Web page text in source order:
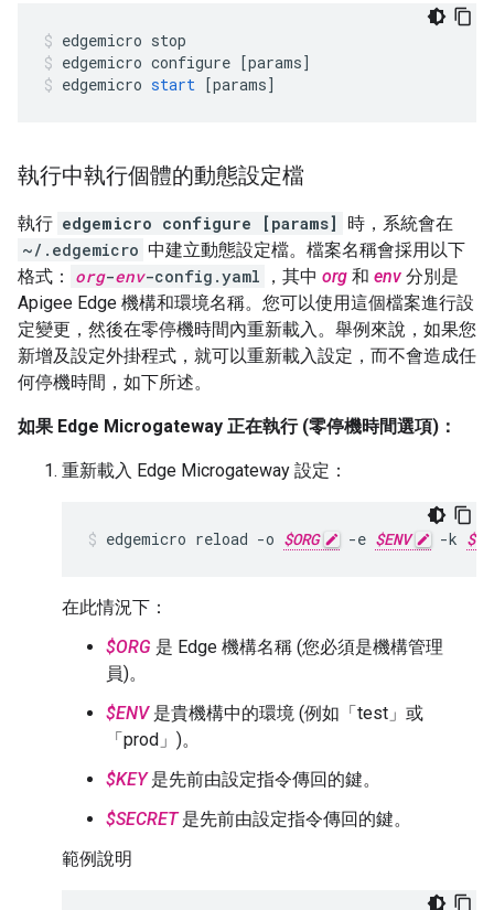
edgemicro stop
edgemicro configure [params]
edgemicro start [params]
執行中執行個體的動態設定檔
執行 edgemicro configure [params]
時，系統會在
~/.edgemicro 中建立動態設定檔。檔案名稱會採用以下
格式：
org-env-config.yaml ，其中 org 和 env 分別是
Apigee Edge 機構和環境名稱。您可以使用這個檔案進行設
定變更，然後在零停機時間內重新載入。舉例來說，如果您
新增及設定外掛程式，就可以重新載入設定，而不會造成任
何停機時間，如下所述。
如果 Edge Microgateway 正在執行 (零停機時間選項)：
重新載入 Edge Microgateway 設定：
edgemicro reload -o $ORG -e $ENV -k
在此情況下：
$ORG 是 Edge 機構名稱 (您必須是機構管理
員)。
$ENV是貴機構中的環境 (例如「test」或
「prod」)。
$KEY是先前由設定指令傳回的鍵。
$SECRET是先前由設定指令傳回的鍵。
範例說明